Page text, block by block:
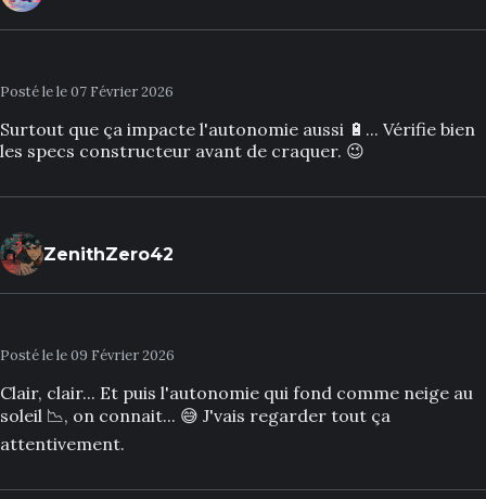
Posté le le 07 Février 2026
Surtout que ça impacte l'autonomie aussi 🔋... Vérifie bien
les specs constructeur avant de craquer. 😉
ZenithZero42
Posté le le 09 Février 2026
Clair, clair... Et puis l'autonomie qui fond comme neige au
soleil 📉, on connait... 😅 J'vais regarder tout ça
attentivement.